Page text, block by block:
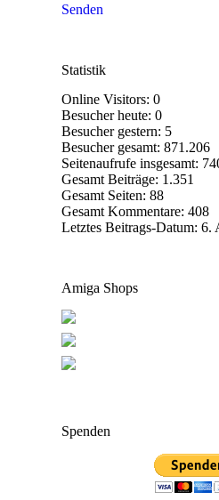
Senden
Statistik
Online Visitors: 0
Besucher heute: 0
Besucher gestern: 5
Besucher gesamt: 871.206
Seitenaufrufe insgesamt:
Gesamt Beiträge: 1.351
Gesamt Seiten: 88
Gesamt Kommentare: 408
Letztes Beitrags-Datum: 6.
Amiga Shops
Spenden